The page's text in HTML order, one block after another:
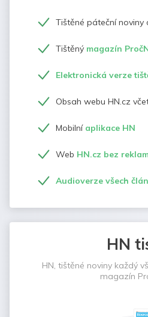
Tištěné páteční noviny
Tištěný magazín
Elektronická verze
Obsah webu HN.cz
Mobilní aplikace HN
Web HN.cz bez
Audioverze všech
HN
HN, tištěné noviny každý
magazín